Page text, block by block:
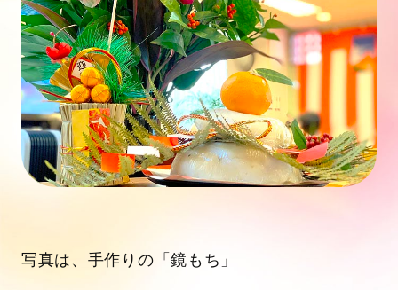
写真は、手作りの「鏡もち」